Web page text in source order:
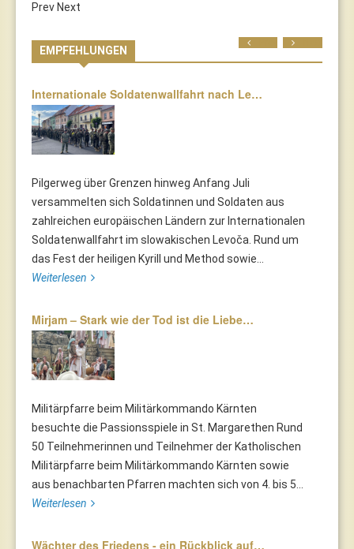
Prev Next
EMPFEHLUNGEN
Internationale Soldatenwallfahrt nach Le…
Pilgerweg über Grenzen hinweg Anfang Juli
versammelten sich Soldatinnen und Soldaten aus
zahlreichen europäischen Ländern zur Internationalen
Soldatenwallfahrt im slowakischen Levoča. Rund um
das Fest der heiligen Kyrill und Method sowie...
Weiterlesen
Mirjam – Stark wie der Tod ist die Liebe…
Militärpfarre beim Militärkommando Kärnten
besuchte die Passionsspiele in St. Margarethen Rund
50 Teilnehmerinnen und Teilnehmer der Katholischen
Militärpfarre beim Militärkommando Kärnten sowie
aus benachbarten Pfarren machten sich von 4. bis 5...
Weiterlesen
Wächter des Friedens - ein Rückblick auf…